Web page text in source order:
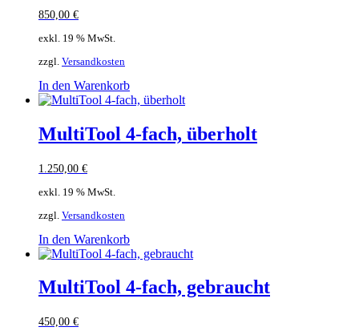
850,00 €
exkl. 19 % MwSt.
zzgl. Versandkosten
In den Warenkorb
MultiTool 4-fach, überholt
1.250,00 €
exkl. 19 % MwSt.
zzgl. Versandkosten
In den Warenkorb
MultiTool 4-fach, gebraucht
450,00 €